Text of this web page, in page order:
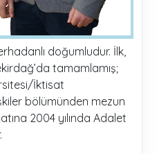
doğumludur. İlk,
tamamlamış;
İktisat
bölümünden mezun
2004 yılında Adalet